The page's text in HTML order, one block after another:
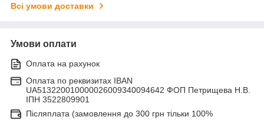
Всі умови доставки
Умови оплати
Оплата на рахунок
Оплата по реквизитах IBAN
UA513220010000026009340094642 ФОП Петрищева Н.В.
ІПН 3522809901
Післяплата (замовлення до 300 грн тільки 100%